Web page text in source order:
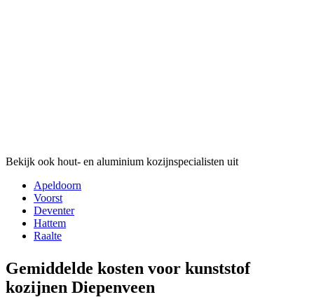
Bekijk ook hout- en aluminium kozijnspecialisten uit
Apeldoorn
Voorst
Deventer
Hattem
Raalte
Gemiddelde kosten voor kunststof
kozijnen Diepenveen